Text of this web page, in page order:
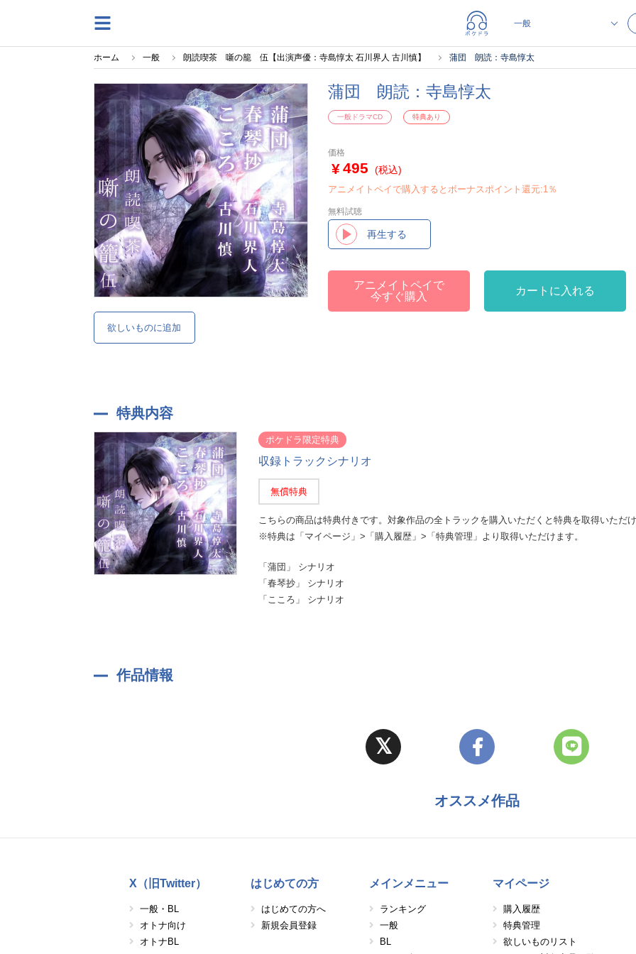
ホーム 一般 朗読喫茶 噺の籠 伍【出演声優：寺島惇太 石川界人 古川慎】 蒲団 朗読：寺島惇太
欲しいものに追加
蒲団 朗読：寺島惇太
一般ドラマCD 特典あり
価格
495 (税込)
アニメイトペイで購入するとボーナスポイント還元:1％
無料試聴
再生する
アニメイトペイで
今すぐ購入
カートに入れる
特典内容
ポケドラ限定特典
収録トラックシナリオ
無償特典
こちらの商品は特典付きです。対象作品の全トラックを購入いただくと特典を取得いただ
※特典は「マイページ」>「購入履歴」>「特典管理」より取得いただけます。
「蒲団」 シナリオ
「春琴抄」 シナリオ
「こころ」 シナリオ
作品情報
オススメ作品
X（旧Twitter）
一般・BL
オトナ向け
オトナBL
はじめての方
はじめての方へ
新規会員登録
メインメニュー
ランキング
一般
BL
マイページ
購入履歴
特典管理
欲しいものリスト